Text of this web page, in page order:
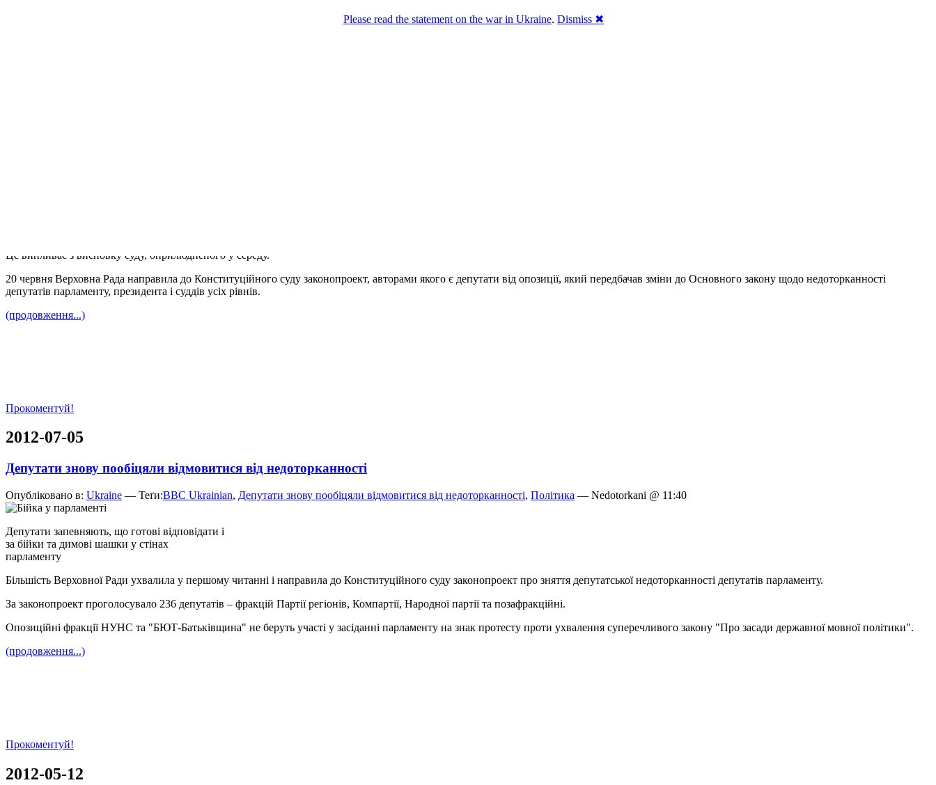
Це випливає з висновку суду, оприлюдненого у середу.
20 червня Верховна Рада направила до Конституційного суду законопроект, авторами якого є депутати від опозиції, який передбачав зміни до Основного закону щодо недоторканності
депутатів парламенту, президента і суддів усіх рівнів.
(продовження...)
Прокоментуй!
2012-07-05
Депутати знову пообіцяли відмовитися від недоторканності
Опубліковано в: Ukraine — Теґи:BBC Ukrainian, Депутати знову пообіцяли відмовитися від недоторканності, Політика — Nedotorkani @ 11:40
Депутати запевняють, що готові відповідати і
за бійки та димові шашки у стінах
парламенту
Більшість Верховної Ради ухвалила у першому читанні і направила до Конституційного суду законопроект про зняття депутатської недоторканності депутатів парламенту.
За законопроект проголосувало 236 депутатів – фракцій Партії регіонів, Компартії, Народної партії та позафракційні.
Опозиційні фракції НУНС та "БЮТ-Батьківщина" не беруть участі у засіданні парламенту на знак протесту проти ухвалення суперечливого закону "Про засади державної мовної політики".
(продовження...)
Прокоментуй!
2012-05-12
Please read the statement on the war in Ukraine. Dismiss ✖